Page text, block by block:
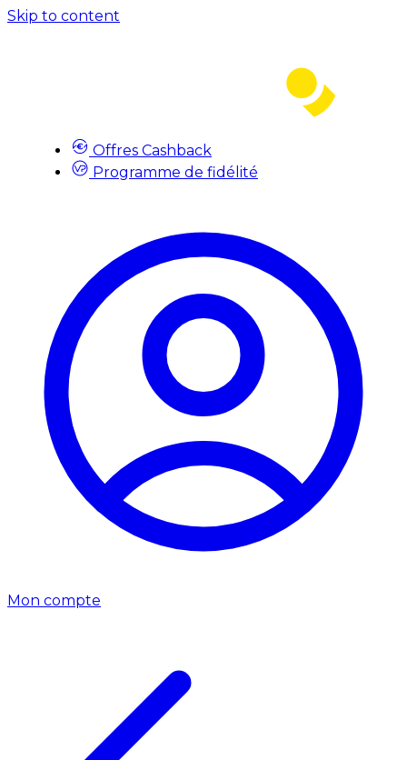
Skip to content
Offres Cashback
Programme de fidélité
Mon compte